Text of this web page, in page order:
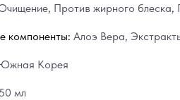
, Против жирного блеска,
компоненты: Алоэ Вера,
Корея
мл